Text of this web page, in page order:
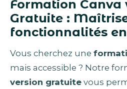
Formation Canva
Gratuite :
fonctionnalités en
Vous cherchez une
mais accessible ? Notre
version gratuite vous